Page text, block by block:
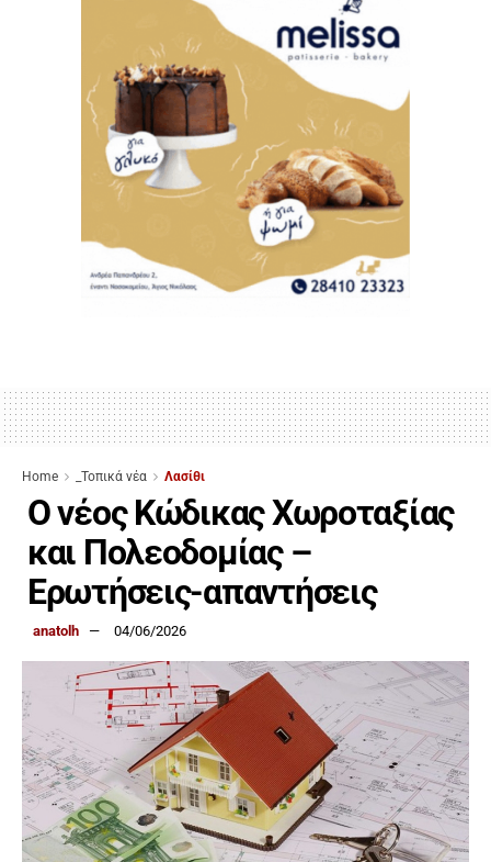
Home _Τοπικά νέα Λασίθι
Ο νέος Κώδικας Χωροταξίας
και Πολεοδομίας –
Ερωτήσεις-απαντήσεις
anatolh 04/06/2026